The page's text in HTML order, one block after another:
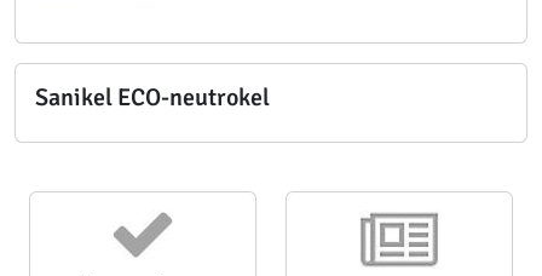
Sanikel ECO-neutrokel